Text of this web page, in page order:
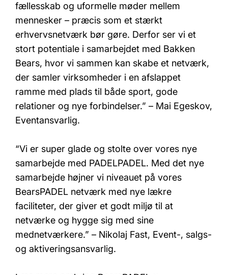
fællesskab og uformelle møder mellem
mennesker – præcis som et stærkt
erhvervsnetværk bør gøre. Derfor ser vi et
stort potentiale i samarbejdet med Bakken
Bears, hvor vi sammen kan skabe et netværk,
der samler virksomheder i en afslappet
ramme med plads til både sport, gode
relationer og nye forbindelser.” – Mai Egeskov,
Eventansvarlig.
“Vi er super glade og stolte over vores nye
samarbejde med PADELPADEL. Med det nye
samarbejde højner vi niveauet på vores
BearsPADEL netværk med nye lækre
faciliteter, der giver et godt miljø til at
netværke og hygge sig med sine
mednetværkere.” – Nikolaj Fast, Event-, salgs-
og aktiveringsansvarlig.